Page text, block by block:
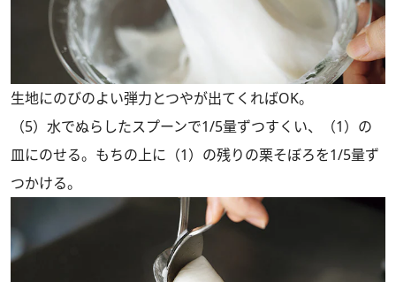
生地にのびのよい弾力とつやが出てくればOK。
（5）水でぬらしたスプーンで1/5量ずつすくい、（1）の
皿にのせる。もちの上に（1）の残りの栗そぼろを1/5量ず
つかける。